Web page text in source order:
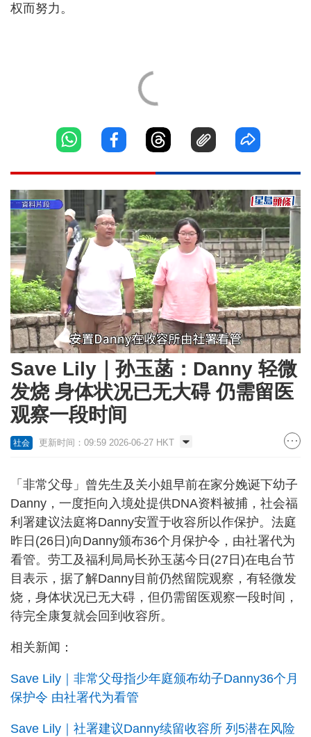
权而努力。
Unmute Loaded:
36.84%
Save Lily｜孙玉菡：Danny 轻微
发烧 身体状况已无大碍 仍需留医
观察一段时间
社会 更新时间：09:59 2026-06-27 HKT
「非常父母」曾先生及关小姐早前在家分娩诞下幼子
Danny，一度拒向入境处提供DNA资料被捕，社会福
利署建议法庭将Danny安置于收容所以作保护。法庭
昨日(26日)向Danny颁布36个月保护令，由社署代为
看管。劳工及福利局局长孙玉菡今日(27日)在电台节
目表示，据了解Danny目前仍然留院观察，有轻微发
烧，身体状况已无大碍，但仍需留医观察一段时间，
待完全康复就会回到收容所。
相关新闻：
Save Lily｜非常父母指少年庭颁布幼子Danny36个月
保护令 由社署代为看管
Save Lily｜社署建议Danny续留收容所 列5潜在风险